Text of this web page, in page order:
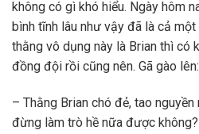
không có gì khó hiểu. Ngày hôm
bình tĩnh lâu như vậy đã là cả
thằng vô dụng này là Brian thì có
đồng đội rồi cũng nên. Gã gào lên:
– Thằng Brian chó đẻ, tao
đừng làm trò hề nữa được